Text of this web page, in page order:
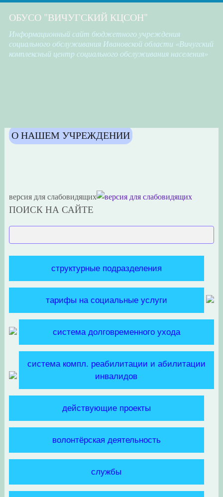
ОБУСО "ВИЧУГСКИЙ КЦСОН"
Информационный сайт бюджетного учреждения
социального обслуживания Ивановской области «Вичугский
комплексный центр социального обслуживания населения»
О НАШЕМ УЧРЕЖДЕНИИ
версия для слабовидящих
ПОИСК НА САЙТЕ
структурные подразделения
тарифы на социальные услуги
система долговременного ухода
система компл. реабилитации и абилитации
инвалидов
действующие проекты
волонтёрская деятельность
службы